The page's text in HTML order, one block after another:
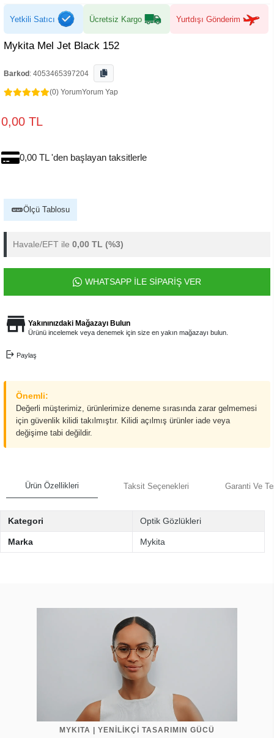
Yetkili Satıcı Ücretsiz Kargo Yurtdışı Gönderim
Mykita Mel Jet Black 152
Barkod : 4053465397204
(0) YorumYorum Yap
0,00 TL
0,00 TL 'den başlayan taksitlerle
Ölçü Tablosu
Havale/EFT ile 0,00 TL (%3)
WHATSAPP İLE SİPARİŞ VER
Yakınınızdaki Mağazayı Bulun
Ürünü incelemek veya denemek için size en yakın mağazayı bulun.
Paylaş
Önemli:
Değerli müşterimiz, ürünlerimize deneme sırasında zarar gelmemesi
için güvenlik kilidi takılmıştır. Kilidi açılmış ürünler iade veya
değişime tabi değildir.
Ürün Özellikleri Taksit Seçenekleri Garanti Ve
Kategori Optik Gözlükleri
Marka Mykita
MYKITA | YENİLİKÇİ TASARIMIN GÜCÜ